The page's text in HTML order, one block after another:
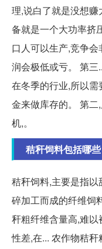
理,说白了就是没想
备就是一个大功率挤
口人可以生产,竞争
润会极低或亏。 第
在冬季的行业,所以
金来做库存的。 第
机,。
秸秆饲料包括哪些
秸秆饲料,主要是指
碎加工而成的纤维饲
秆粗纤维含量高,难
性差,在... 农作物秸